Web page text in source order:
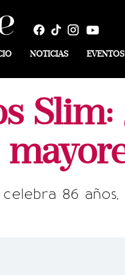
NOTICIAS EVENTOS
celebra 86